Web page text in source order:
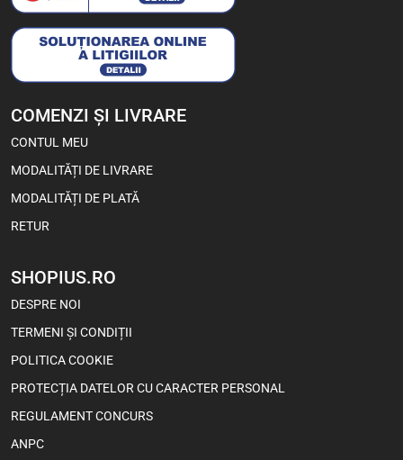
COMENZI ȘI LIVRARE
CONTUL MEU
MODALITĂȚI DE LIVRARE
MODALITĂȚI DE PLATĂ
RETUR
SHOPIUS.RO
DESPRE NOI
TERMENI ȘI CONDIȚII
POLITICA COOKIE
PROTECȚIA DATELOR CU CARACTER PERSONAL
REGULAMENT CONCURS
ANPC